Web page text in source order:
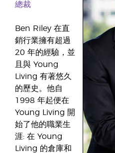
總裁
Ben Riley 在直
銷行業擁有超過
20 年的經驗，並
且與 Young
Living 有著悠久
的歷史。他自
1998 年起便在
Young Living 開
始了他的職業生
涯: 在 Young
Living 的倉庫和